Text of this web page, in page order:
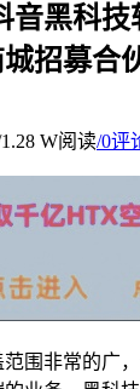
音黑科技
招募合
1.28 W阅读/0评
围非常的广